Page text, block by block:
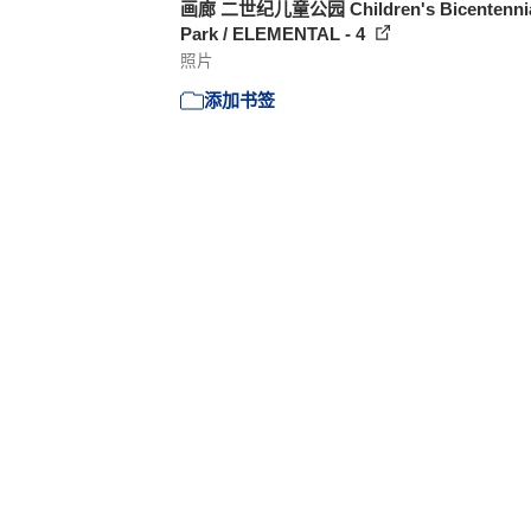
画廊 二世纪儿童公园 Children's
Park / ELEMENTAL - 4
照片
添加书签